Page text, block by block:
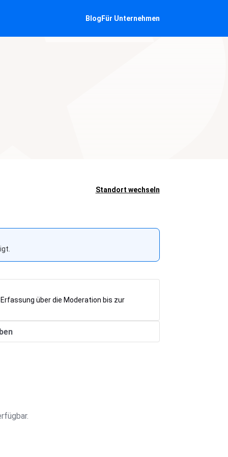
Blog Für Unternehmen
Standort wechseln
über die Moderation bis zur